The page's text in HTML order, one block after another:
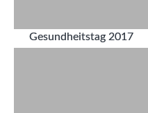
Gesundheitstag 2017